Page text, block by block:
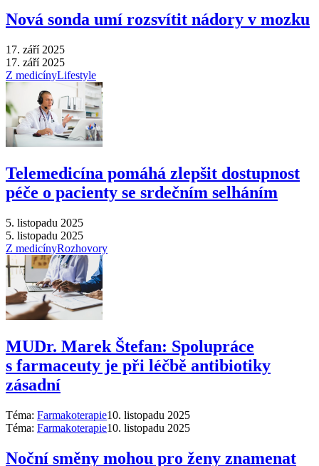
Nová sonda umí rozsvítit nádory v mozku
17. září 2025
17. září 2025
Z medicínyLifestyle
Telemedicína pomáhá zlepšit dostupnost
péče o pacienty se srdečním selháním
5. listopadu 2025
5. listopadu 2025
Z medicínyRozhovory
MUDr. Marek Štefan: Spolupráce
s farmaceuty je při léčbě antibiotiky
zásadní
Téma: Farmakoterapie10. listopadu 2025
Téma: Farmakoterapie10. listopadu 2025
Noční směny mohou pro ženy znamenat